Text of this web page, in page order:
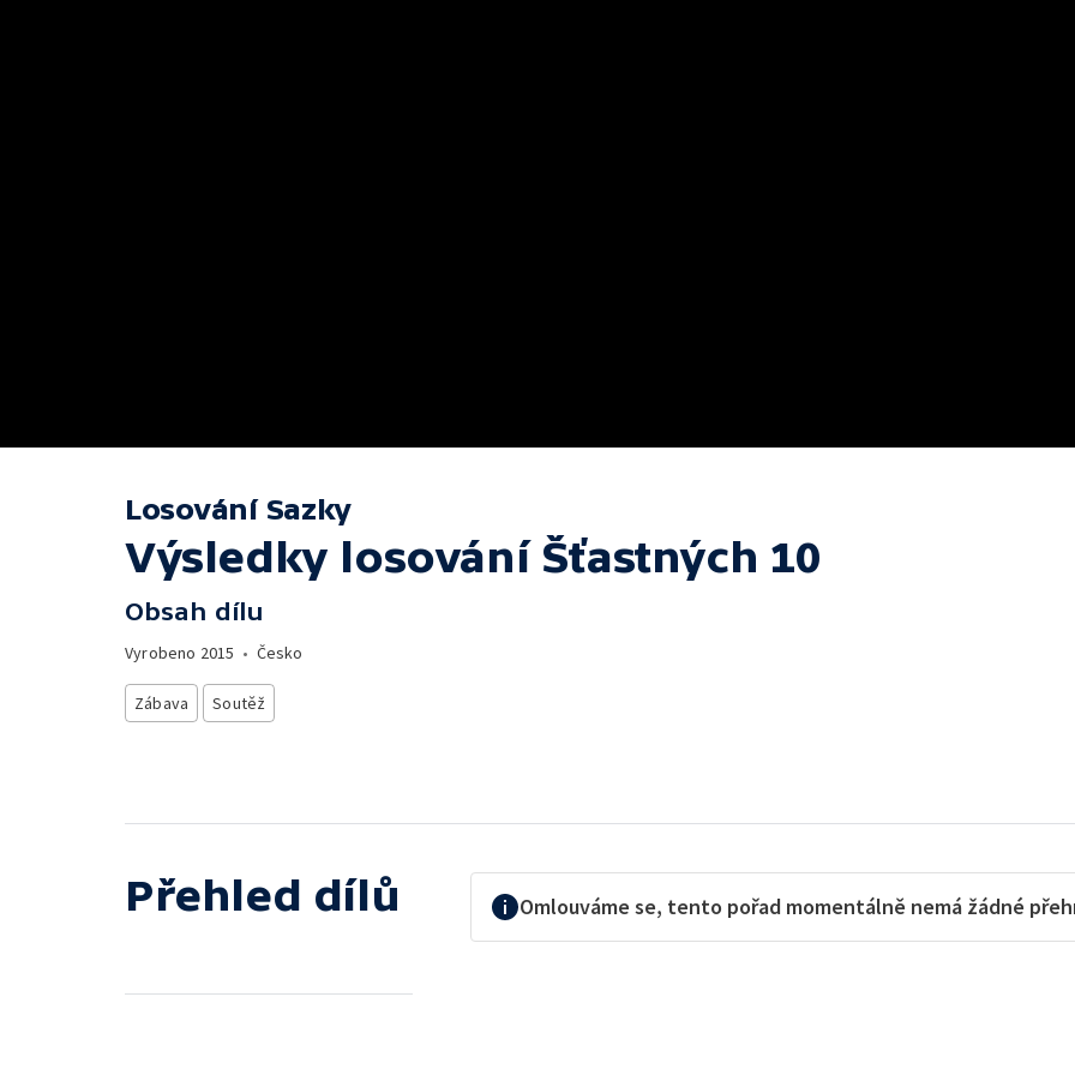
Losování Sazky
Výsledky losování Šťastných 10
Obsah dílu
Vyrobeno 2015 • Česko
Zábava Soutěž
Přehled dílů Omlouváme se, tento pořad momentálně nemá žádné